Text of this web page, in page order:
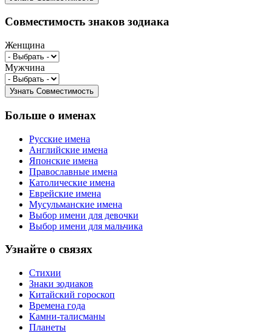
Совместимость знаков зодиака
Женщина
Мужчина
Больше о именах
Русские имена
Английские имена
Японские имена
Православные имена
Католические имена
Еврейские имена
Мусульманские имена
Выбор имени для девочки
Выбор имени для мальчика
Узнайте о связях
Стихии
Знаки зодиаков
Китайский гороскоп
Времена года
Камни-талисманы
Планеты